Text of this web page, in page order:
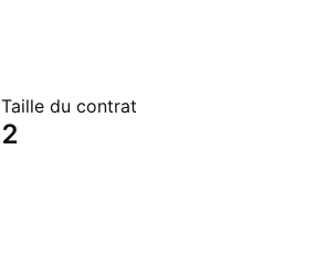
Taille du contrat
2